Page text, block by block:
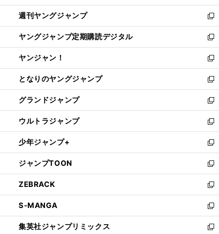
開
く
ウ
で
開
く
ン
ド
ウ
で
開
く
ウ
ィ
ン
ド
ウ
で
開
く
週刊ヤングジャンプ
新
し
い
ウ
ィ
ン
ド
ウ
で
開
く
ヤングジャンプ定期購読デジタル
新
し
い
ウ
ィ
ン
ド
ウ
で
開
く
ヤンジャン！
新
し
い
ウ
ィ
ン
ド
ウ
で
開
く
となりのヤングジャンプ
新
し
い
ウ
ィ
ン
ド
ウ
で
開
く
グランドジャンプ
新
し
い
ウ
ィ
ン
ド
ウ
で
開
く
ウルトラジャンプ
新
し
い
ウ
ィ
ン
ド
ウ
で
開
く
少年ジャンプ+
新
し
い
ウ
ィ
ン
ド
ウ
で
ジャンプTOON
新
し
い
ウ
ィ
ン
ド
ZEBRACK
新
し
い
ウ
ィ
S-MANGA
新
し
い
集英社ジャンプリミックス 新